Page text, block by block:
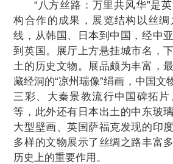
“八方丝路：万里共风华”是
构合作的成果，展览结构以丝
线，从韩国、日本到中国，经中
到英国。展厅上方悬挂城市名，
土的历史文物。展品颇为丰富，
藏经洞的“凉州瑞像”绢画，中国文
三彩、大秦景教流行中国碑拓
等，此外还有日本出土的中东玻
大型壁画、英国萨福克发现的印
多样的文物展示了丝绸之路丰富
历史上的重要作用。